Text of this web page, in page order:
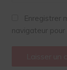
Enregistrer
navigateur